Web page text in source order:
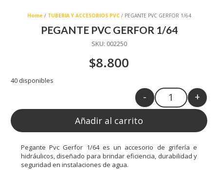
Home / TUBERIA Y ACCESORIOS PVC / PEGANTE PVC GERFOR 1/64
PEGANTE PVC GERFOR 1/64
SKU: 002250
$8.800
40 disponibles
Quantity
- +
Añadir al carrito
Pegante Pvc Gerfor 1/64 es un accesorio de grifería e
hidráulicos, diseñado para brindar eficiencia, durabilidad y
seguridad en instalaciones de agua.